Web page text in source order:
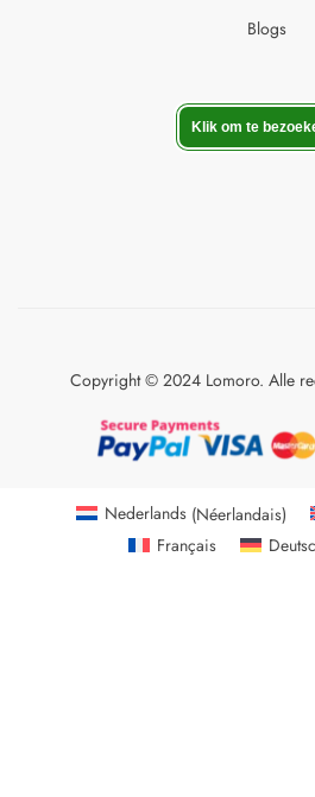
Blogs
Klik om te
Copyright © 2024 Lomoro. Alle
Nederlands (Néerlandais)
Français